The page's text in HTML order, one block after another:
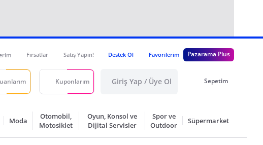
Fırsatlar Satış Yapın! Destek Ol Favorilerim Pazarama Plus
Kuponlarım Giriş Yap / Üye Ol Sepetim
Moda
Otomobil,
Motosiklet
Oyun, Konsol ve
Dijital Servisler
Spor ve
Outdoor
Süpermarket